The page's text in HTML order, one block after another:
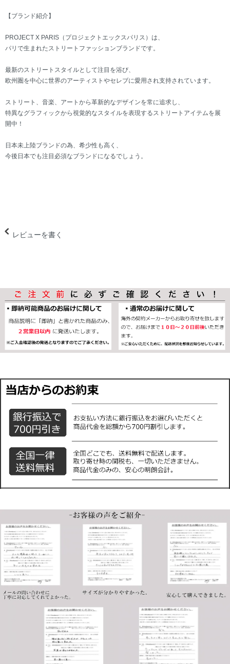
【ブランド紹介】
PROJECT X PARIS（プロジェクトエックスパリス）は、
パリで生まれたストリートファッションブランドです。
最新のストリートスタイルとして注目を浴び、
欧州圏を中心に世界のアーティストやセレブに愛用され支持されています。
ストリート、音楽、アートから革新的なデザインを常に追求し、
特異なグラフィックから視覚的なスタイルを表現するストリートアイテムを展
開中！
日本未上陸ブランドの為、希少性も高く、
今後日本でも注目必須なブランドになるでしょう。
レビューを書く